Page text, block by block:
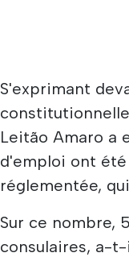
S'exprimant
Leitão Amaro a
d'emploi ont
réglementée,
Sur ce nombre,
consulaires, a-